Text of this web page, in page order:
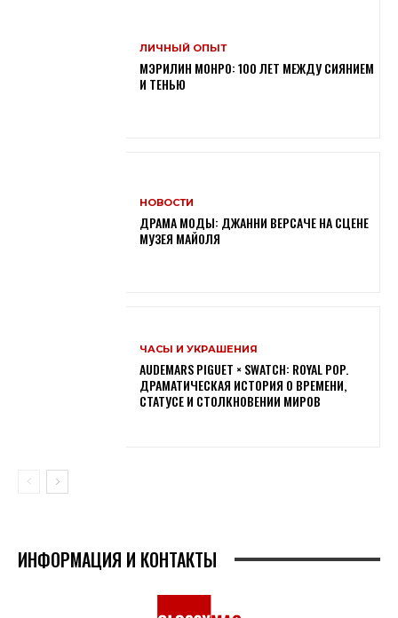
ЛИЧНЫЙ ОПЫТ
МЭРИЛИН МОНРО: 100 ЛЕТ МЕЖДУ СИЯНИЕМ
И ТЕНЬЮ
НОВОСТИ
ДРАМА МОДЫ: ДЖАННИ ВЕРСАЧЕ НА СЦЕНЕ
МУЗЕЯ МАЙОЛЯ
ЧАСЫ И УКРАШЕНИЯ
AUDEMARS PIGUET × SWATCH: ROYAL POP.
ДРАМАТИЧЕСКАЯ ИСТОРИЯ О ВРЕМЕНИ,
СТАТУСЕ И СТОЛКНОВЕНИИ МИРОВ
ИНФОРМАЦИЯ И КОНТАКТЫ